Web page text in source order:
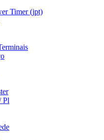
Timer (jpt)
Pl